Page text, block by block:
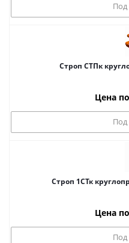
Под
Строп СТПк
Цена
Под
Строп 1СТк
Цена
Под